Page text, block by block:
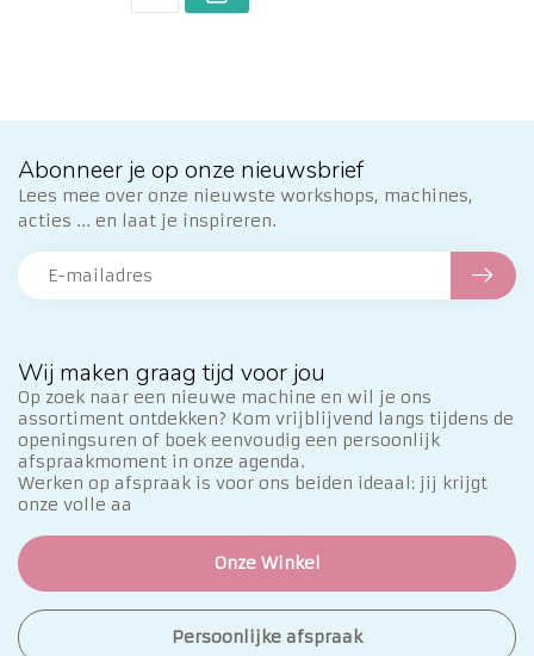
Wij maken graag tijd voor jou
Op zoek naar een nieuwe machine en wil je ons
assortiment ontdekken? Kom vrijblijvend langs tijdens de
openingsuren of boek eenvoudig een persoonlijk
afspraakmoment in onze agenda.
Werken op afspraak is voor ons beiden ideaal: jij krijgt
onze volle aa
Onze Winkel
Persoonlijke afspraak
Abonneer je op onze nieuwsbrief
Lees mee over onze nieuwste workshops, machines,
acties ... en laat je inspireren.